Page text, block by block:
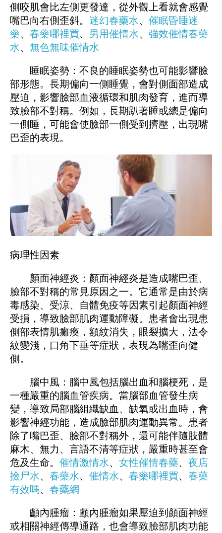
側咬肌會比左側更發達，從外觀上看就會感覺
嘴巴向右側歪斜。 迷幻春藥水、 催眠昏睡迷
藥、 春藥哪裡買、 男用催情水、 強效催情春藥
水、 無色無味催情水
睡眠姿勢：不良的睡眠姿勢也可能影響臉
部形態。長期偏向一側睡覺，會對側面部造成
壓迫，影響臉部血液循環和肌肉發育，進而導
致臉部不對稱。例如，長期趴著睡或總是偏向
一側睡，可能會使臉部一側受到擠壓，出現嘴
巴歪的表現。
病理性因素
顏面神經炎：顏面神經炎是造成嘴巴歪、
臉部不對稱的常見原因之一。它通常是由於病
毒感染、受涼、自體免疫等因素引起顏面神經
受損，導致臉部肌肉運動障礙。患者會出現患
側部表情肌癱瘓，額紋消失，眼裂擴大，法令
紋變淺，口角下垂等症狀，表現為嘴歪向健
側。
腦中風：腦中風包括腦出血和腦梗死，是
一種嚴重的腦血管疾病。當腦部血管發生病
變，導致局部腦組織缺血、缺氧或出血時，會
影響神經功能，造成臉部肌肉運動異常。患者
除了嘴巴歪、臉部不對稱外，還可能伴隨肢體
麻木、無力、言語不清等症狀，嚴重時甚至會
危及生命。 催情激情水、 女性催情春藥、 夜店
撿尸水、 春藥水、 催情水、 春藥哪裡買、 春藥
有效嗎、 春藥網
顱內腫瘤：顱內腫瘤如果壓迫到顏面神經
或相關神經傳導通路，也會導致臉部肌肉功能